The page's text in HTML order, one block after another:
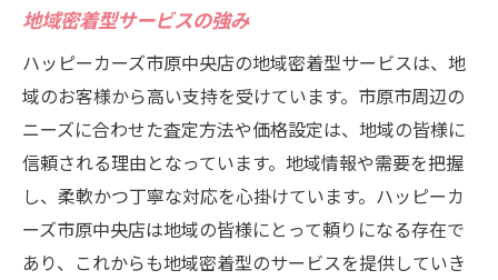
地域密着型サービスの強み
ハッピーカーズ市原中央店の地域密着型サービスは、地
域のお客様から高い支持を受けています。市原市周辺の
ニーズに合わせた査定方法や価格設定は、地域の皆様に
信頼される理由となっています。地域情報や需要を把握
し、柔軟かつ丁寧な対応を心掛けています。ハッピーカ
ーズ市原中央店は地域の皆様にとって頼りになる存在で
あり、これからも地域密着型のサービスを提供していき